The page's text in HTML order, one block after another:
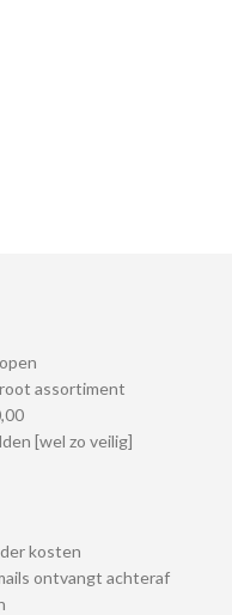
assortiment
[wel zo veilig]
kosten
ontvangt achteraf